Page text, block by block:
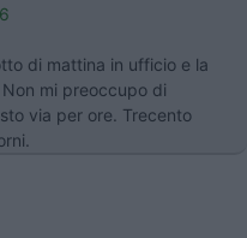
di mattina in ufficio e la
mi preoccupo di
via per ore. Trecento